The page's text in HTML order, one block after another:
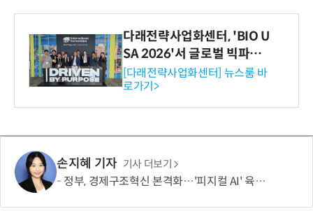
다래전략사업화센터, 'BIO U
SA 2026'서 글로벌 빅파마
와의 비즈니스 미팅 지원…K
-바이오 해외 진출 교두보 확
보
[다래전략사업화센터] 뉴스룸 바
로가기>
손지혜 기자 기사 더보기
정부, 경제구조혁신 본격화…'피지컬 AI' 육성·국가자산 관리체계 개편